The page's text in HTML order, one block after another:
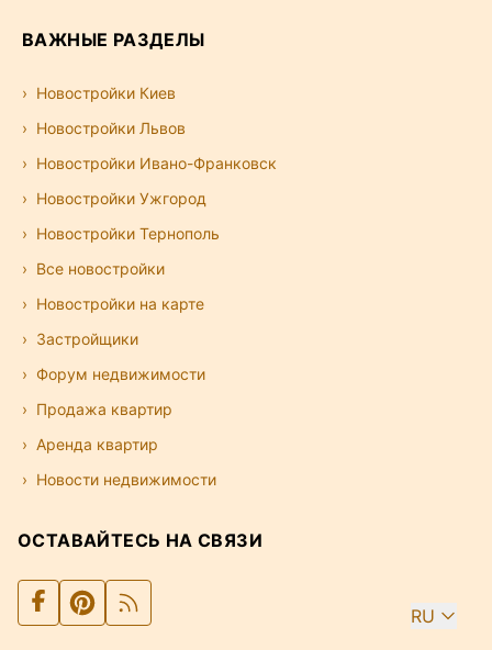
ВАЖНЫЕ РАЗДЕЛЫ
Новостройки Киев
Новостройки Львов
Новостройки Ивано-Франковск
Новостройки Ужгород
Новостройки Тернополь
Все новостройки
Новостройки на карте
Застройщики
Форум недвижимости
Продажа квартир
Аренда квартир
Новости недвижимости
ОСТАВАЙТЕСЬ НА СВЯЗИ
RU